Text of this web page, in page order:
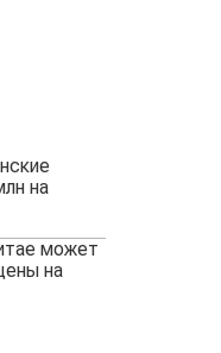
на
может
на